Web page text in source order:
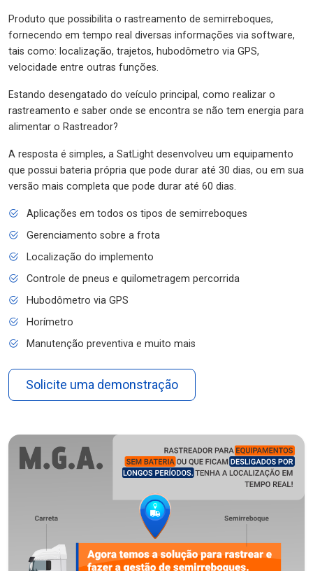
Produto que possibilita o rastreamento de semirreboques,
fornecendo em tempo real diversas informações via software,
tais como: localização, trajetos, hubodômetro via GPS,
velocidade entre outras funções.
Estando desengatado do veículo principal, como realizar o
rastreamento e saber onde se encontra se não tem energia para
alimentar o Rastreador?
A resposta é simples, a SatLight desenvolveu um equipamento
que possui bateria própria que pode durar até 30 dias, ou em sua
versão mais completa que pode durar até 60 dias.
Aplicações em todos os tipos de semirreboques
Gerenciamento sobre a frota
Localização do implemento
Controle de pneus e quilometragem percorrida
Hubodômetro via GPS
Horímetro
Manutenção preventiva e muito mais
Solicite uma demonstração